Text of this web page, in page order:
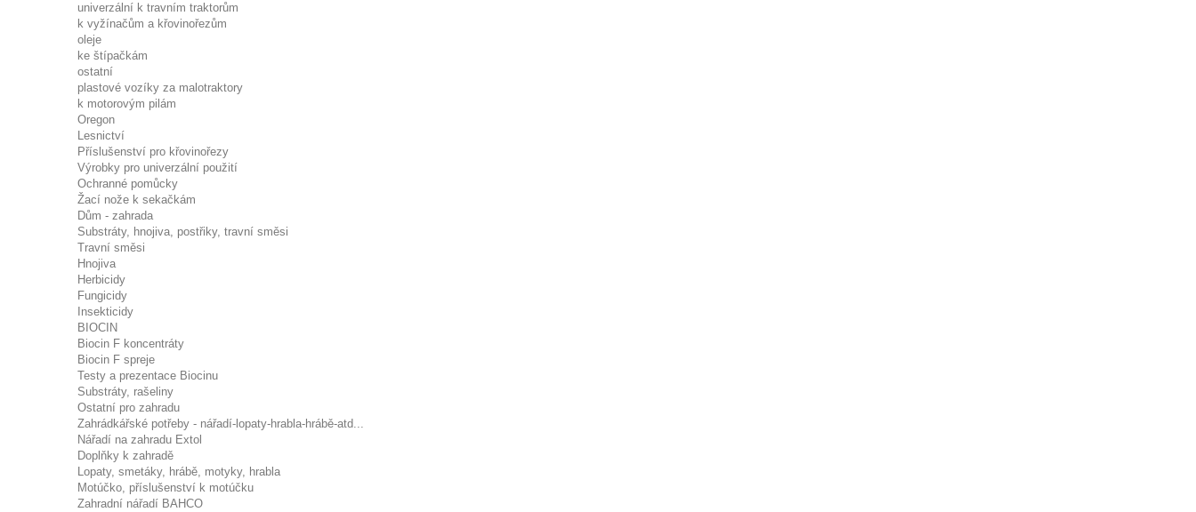
univerzální k travním traktorům
k vyžínačům a křovinořezům
oleje
ke štípačkám
ostatní
plastové vozíky za malotraktory
k motorovým pilám
Oregon
Lesnictví
Příslušenství pro křovinořezy
Výrobky pro univerzální použití
Ochranné pomůcky
Žací nože k sekačkám
Dům - zahrada
Substráty, hnojiva, postřiky, travní směsi
Travní směsi
Hnojiva
Herbicidy
Fungicidy
Insekticidy
BIOCIN
Biocin F koncentráty
Biocin F spreje
Testy a prezentace Biocinu
Substráty, rašeliny
Ostatní pro zahradu
Zahrádkářské potřeby - nářadí-lopaty-hrabla-hrábě-atd...
Nářadí na zahradu Extol
Doplňky k zahradě
Lopaty, smetáky, hrábě, motyky, hrabla
Motúčko, příslušenství k motúčku
Zahradní nářadí BAHCO